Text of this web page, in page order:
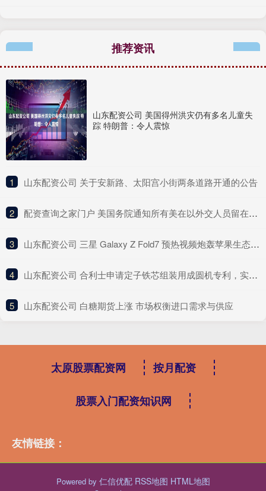
推荐资讯
山东配资公司 美国得州洪灾仍有多名儿童失
踪 特朗普：令人震惊
1 ​山东配资公司 关于安新路、太阳宫小街两条道路开通的公告
2 ​配资查询之家门户 美国务院通知所有美在以外交人员留在避难所
3 ​山东配资公司 三星 Galaxy Z Fold7 预热视频炮轰苹果生态 9 大宣传噱头
4 ​山东配资公司 合利士申请定子铁芯组装用成圆机专利，实现了绕线铁芯的标准化成圆、自动化工作和可循环流程
5 ​山东配资公司 白糖期货上涨 市场权衡进口需求与供应
太原股票配资网 按月配资
股票入门配资知识网
友情链接：
Powered by 仁信优配 RSS地图 HTML地图